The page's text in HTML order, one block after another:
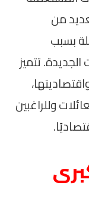
من
بسبب
تتميز
وللراغبين